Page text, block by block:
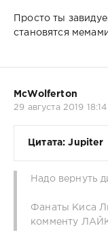
Просто ты
становятся
McWolferton
29 августа 2019 18:14
Цитата: Jupiter
Надо вернуть
Фанаты Киса
комменту